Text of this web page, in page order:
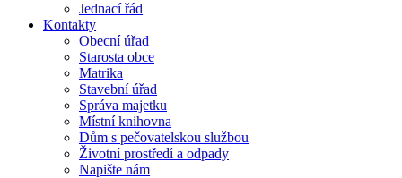
Jednací řád
Kontakty
Obecní úřad
Starosta obce
Matrika
Stavební úřad
Správa majetku
Místní knihovna
Dům s pečovatelskou službou
Životní prostředí a odpady
Napište nám